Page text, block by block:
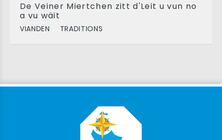
De Veiner Miertchen zitt d'Leit u vun no
a vu wäit
VIANDEN TRADITIONS